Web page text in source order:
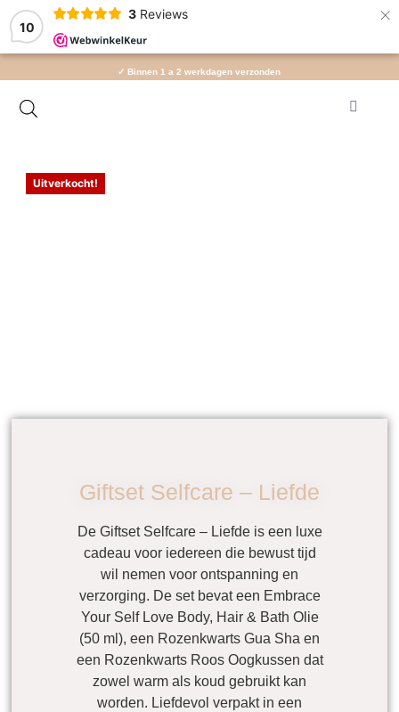
10
3 Reviews ×
✓ Binnen 1 a 2 werkdagen verzonden
Uitverkocht!
Giftset Selfcare – Liefde
De Giftset Selfcare – Liefdeis een luxe
cadeau voor iedereen die bewust tijd
wil nemen voor ontspanning en
verzorging. De set bevat een Embrace
Your Self Love Body, Hair & Bath Olie
(50 ml), een Rozenkwarts Gua Sha en
een Rozenkwarts Roos Oogkussen dat
zowel warm als koud gebruikt kan
worden. Liefdevol verpakt in een